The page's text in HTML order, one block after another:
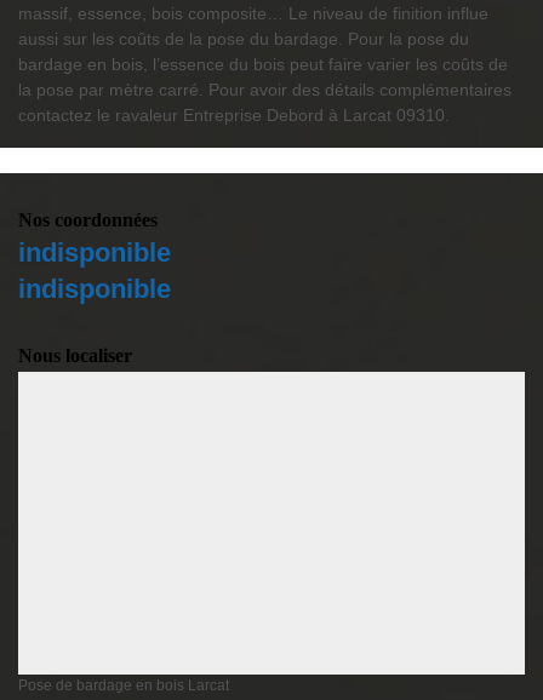
massif, essence, bois composite… Le niveau de finition influe
aussi sur les coûts de la pose du bardage. Pour la pose du
bardage en bois, l’essence du bois peut faire varier les coûts de
la pose par mètre carré. Pour avoir des détails complémentaires
contactez le ravaleur Entreprise Debord à Larcat 09310.
Nos coordonnées
indisponible
indisponible
Nous localiser
Pose de bardage en bois Larcat